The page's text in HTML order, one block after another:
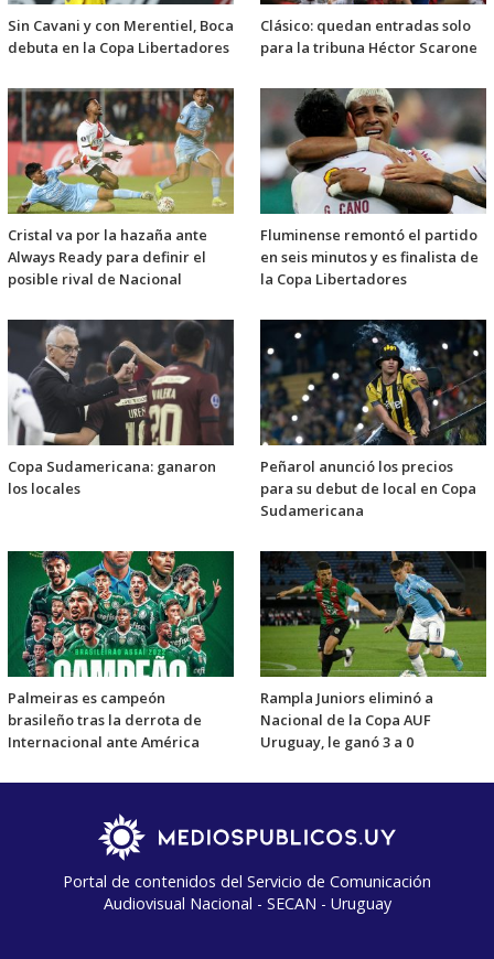
Sin Cavani y con Merentiel, Boca
debuta en la Copa Libertadores
Clásico: quedan entradas solo
para la tribuna Héctor Scarone
Cristal va por la hazaña ante
Always Ready para definir el
posible rival de Nacional
Fluminense remontó el partido
en seis minutos y es finalista de
la Copa Libertadores
Copa Sudamericana: ganaron
los locales
Peñarol anunció los precios
para su debut de local en Copa
Sudamericana
Palmeiras es campeón
brasileño tras la derrota de
Internacional ante América
Rampla Juniors eliminó a
Nacional de la Copa AUF
Uruguay, le ganó 3 a 0
Portal de contenidos del Servicio de Comunicación
Audiovisual Nacional - SECAN - Uruguay